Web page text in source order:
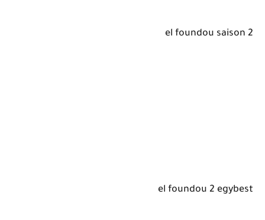
el foundou saison 2
el foundou 2 egybest